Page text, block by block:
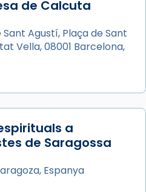
ha tingut lloc la
en agraïment al
de la visita apostòlica
a Barcelona, i als
el cardenal Joan
la missa i l’ha
de Barcelona,
de Calcuta
Agustí, Plaça de Sant
Vella, 08001 Barcelona,
a
de Saragossa
Espanya